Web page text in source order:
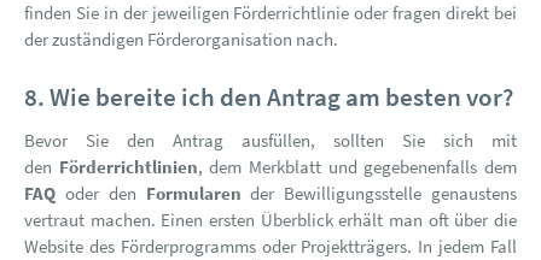
finden Sie in der jeweiligen Förderrichtlinie oder fragen direkt bei
der zuständigen Förderorganisation nach.
8. Wie bereite ich den Antrag am besten vor?
Bevor Sie den Antrag ausfüllen, sollten Sie sich mit
den Förderrichtlinien, dem Merkblatt und gegebenenfalls dem
FAQ oder den Formularen der Bewilligungsstelle genaustens
vertraut machen. Einen ersten Überblick erhält man oft über die
Website des Förderprogramms oder Projektträgers. In jedem Fall